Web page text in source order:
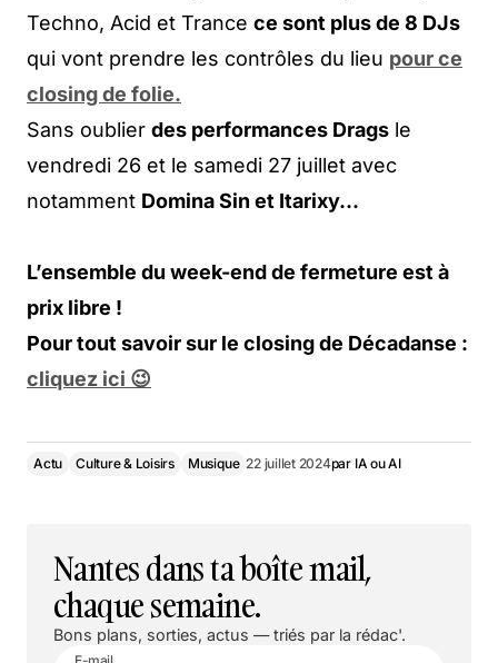
Techno, Acid et Trance ce sont plus de 8 DJs
qui vont prendre les contrôles du lieu pour ce
closing de folie.
Sans oublier des performances Drags le
vendredi 26 et le samedi 27 juillet avec
notamment Domina Sin et Itarixy…
L’ensemble du week-end de fermeture est à
prix libre !
Pour tout savoir sur le closing de Décadanse :
cliquez ici 😉
Actu Culture & Loisirs Musique 22 juillet 2024par IA ou AI
Nantes dans ta boîte mail,
chaque semaine.
Bons plans, sorties, actus — triés par la rédac'.